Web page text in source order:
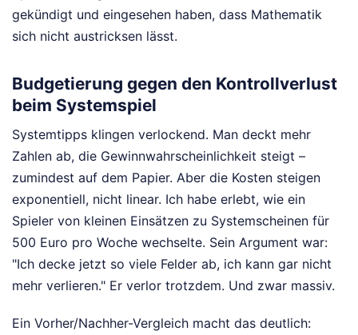
gekündigt und eingesehen haben, dass Mathematik
sich nicht austricksen lässt.
Budgetierung gegen den Kontrollverlust
beim Systemspiel
Systemtipps klingen verlockend. Man deckt mehr
Zahlen ab, die Gewinnwahrscheinlichkeit steigt –
zumindest auf dem Papier. Aber die Kosten steigen
exponentiell, nicht linear. Ich habe erlebt, wie ein
Spieler von kleinen Einsätzen zu Systemscheinen für
500 Euro pro Woche wechselte. Sein Argument war:
"Ich decke jetzt so viele Felder ab, ich kann gar nicht
mehr verlieren." Er verlor trotzdem. Und zwar massiv.
Ein Vorher/Nachher-Vergleich macht das deutlich: